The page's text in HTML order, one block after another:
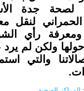
لصحة جدة
الحمراني لنقل
ومعرفة رأي
ولكن لم
والتي